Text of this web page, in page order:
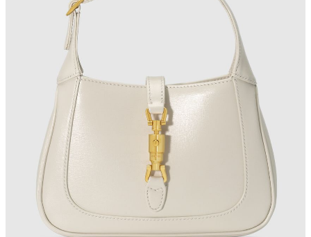
source/GUCCI
IU同款GUCCI包推薦：JACKIE 1961小